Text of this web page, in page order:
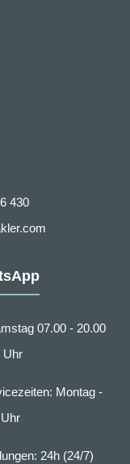
430
07.00 - 20.00
Uhr
Montag -
24h (24/7)